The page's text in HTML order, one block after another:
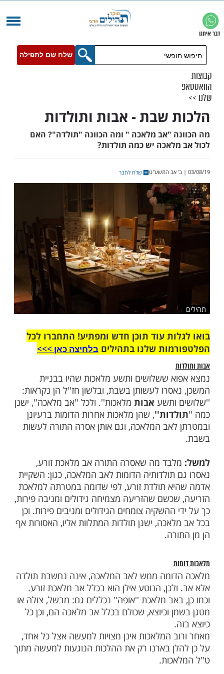
שלח שם לתפילה
שבת - אבות ותולדות
"אב מלאכה " ומה הכוונה "תולדה"? האם
יש כמה תולדות?
שלח לחבר
עוד תוכן חדש ומפתיע! התחברו לכל
שלנו בתהילים
בלחיצה כאן >>>​
ששלושים ותשע מלאכות שהיו בבניית
לעשותן בשבת, ובלשון חז''ל הן נקראות:
ותשעאבותמלאכות''. ולכל ''אב מלאכה'', ישנן
, שהן מלאכות אחרות הדומות ברעיונן
המלאכה, וגם אותן אסרה התורה לעשות
מה שאסרה התורה אב מלאכת זורע,
הדומות לאב המלאכה, כגון: השקיית
תולדת זורע, לפי שדומה במטרתה למלאכת
שהזריעה מצמיחה גידולים ומניבה פירות,
ההשקיה צומחים הגידולים ומניבים פירות. וכן
ישנן תולדות המתלוות אליו, האסורות אף